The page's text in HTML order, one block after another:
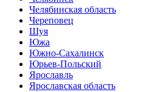
Челябинская область
Череповец
Шуя
Южа
Южно-Сахалинск
Юрьев-Польский
Ярославль
Ярославская область